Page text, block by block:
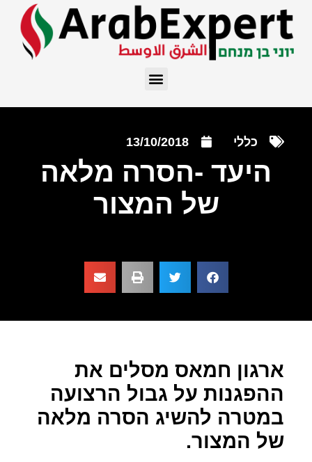
כללי 13/10/2018
היעד -הסרה מלאה
של המצור
ארגון חמאס מסלים את
ההפגנות על גבול הרצועה
במטרה להשיג הסרה מלאה
של המצור.